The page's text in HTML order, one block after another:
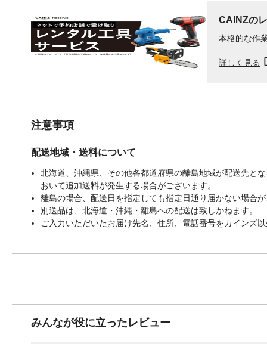
CAINZの
本格的な作
詳しく見る
注意事項
配送地域・送料について
北海道、沖縄県、その他各都道府県の離島地域が配送先と
おいて追加送料が発生する場合がございます。
離島の場合、配送日を指定しても指定日通り届かない場合
別送品は、北海道・沖縄・離島への配送は致しかねます。
ご入力いただいたお届け先名、住所、電話番号をカインズ
みんなが役に立ったレビュー